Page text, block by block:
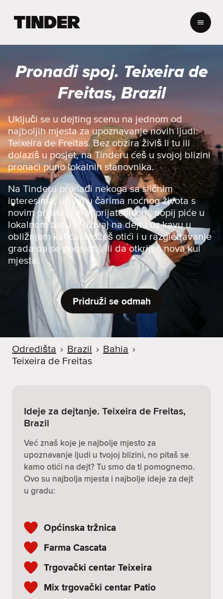
r
n
a
l
o
v
n
i
c
a
Pronađi spoj. Teixeira de
Freitas, Brazil
Uključi se u dejting scenu na jednom od
najboljih mjesta za upoznavanje novih ljudi:
Teixeira de Freitas. Bez obzira živiš li tu ili
dolaziš u posjet, na Tinderu ćeš u svojoj blizini
pronaći puno lokalnih stanovnika.
Na Tinderu pronađi nekoga sa sličnim
interesima, uživaj u čarima noćnog života s
novim prijateljem ili prijateljicom, popij piće u
lokalnom baru ili uživaj na dejtu uz kavu u
obližnjem kafiću. Možeš otići i u razgledavanje
grada da se podsjetiš ili da otkriješ nova kul
mjesta.
Pridruži se odmah
Odredišta › Brazil › Bahia ›
Teixeira de Freitas
Ideje za dejtanje. Teixeira de Freitas,
Brazil
Već znaš koje je najbolje mjesto za
upoznavanje ljudi u tvojoj blizini, no pitaš se
kamo otići na dejt? Tu smo da ti pomognemo.
Ovo su najbolja mjesta i najbolje ideje za dejt
u gradu:
Općinska tržnica
Farma Cascata
Trgovački centar Teixeira
Mix trgovački centar Patio